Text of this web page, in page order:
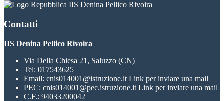
IIS Denina Pellico Rivoira
Contatti
IIS Denina Pellico Rivoira
Via Della Chiesa 21, Saluzzo (CN)
Tel: 017543625
Email: cnis014001@istruzione.it Link per inviare una mail
PEC: cnis014001@pec.istruzione.it Link per inviare una mail
C.F.: 94033200042